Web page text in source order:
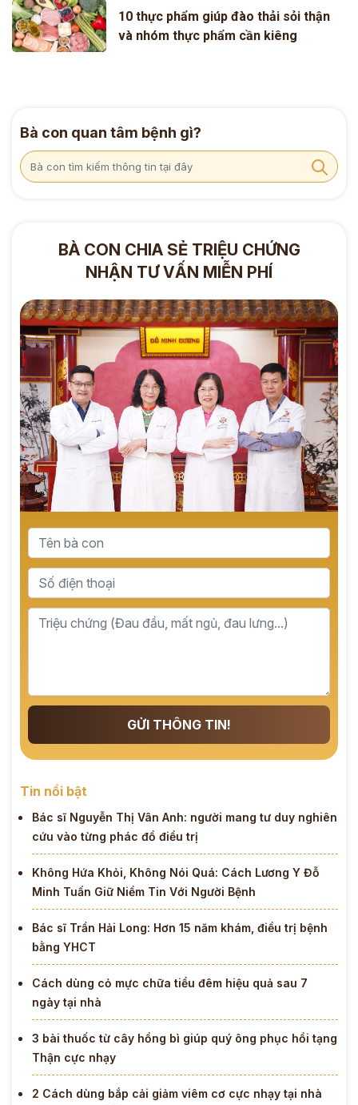
10 thực phẩm giúp đào thải sỏi thận
và nhóm thực phẩm cần kiêng
Bà con quan tâm bệnh gì?
BÀ CON CHIA SẺ TRIỆU CHỨNG
NHẬN TƯ VẤN MIỄN PHÍ
GỬI THÔNG TIN!
Tin nổi bật
Bác sĩ Nguyễn Thị Vân Anh: người mang tư duy nghiên
cứu vào từng phác đồ điều trị
Không Hứa Khỏi, Không Nói Quá: Cách Lương Y Đỗ
Minh Tuấn Giữ Niềm Tin Với Người Bệnh
Bác sĩ Trần Hải Long: Hơn 15 năm khám, điều trị bệnh
bằng YHCT
Cách dùng cỏ mực chữa tiểu đêm hiệu quả sau 7
ngày tại nhà
3 bài thuốc từ cây hồng bì giúp quý ông phục hồi tạng
Thận cực nhạy
2 Cách dùng bắp cải giảm viêm cơ cực nhạy tại nhà